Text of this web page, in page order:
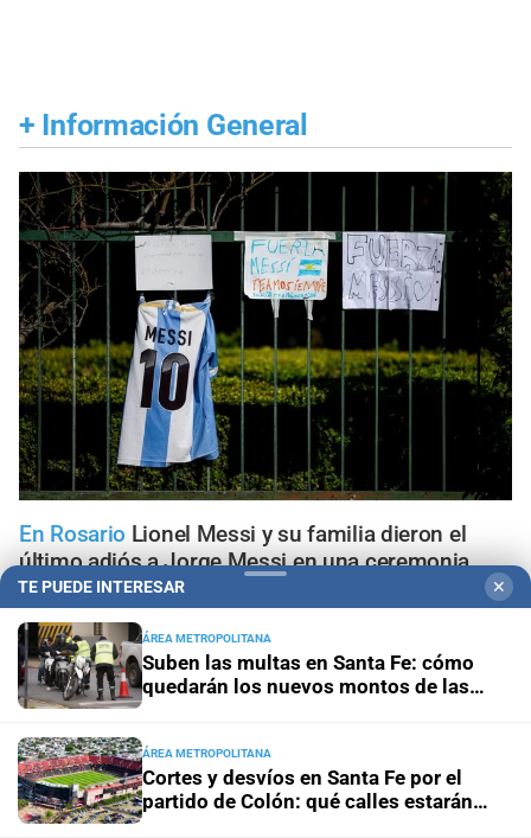
+ Información General
En Rosario Lionel Messi y su familia dieron el
último adiós a Jorge Messi en una ceremonia
íntima
Pronóstico nacional
Frío extremo: 13 provincias están
bajo alerta amarilla por temperaturas bajas
AniversarioEl Litoral cumplió 108 años y celebró la
trayectoria de empleados que son parte de su historia
Panorama astrológico
TE PUEDE INTERESAR ✕
ÁREA METROPOLITANA
Suben las multas en Santa Fe: cómo
quedarán los nuevos montos de las
ÁREA METROPOLITANA
Cortes y desvíos en Santa Fe por el
partido de Colón: qué calles estarán